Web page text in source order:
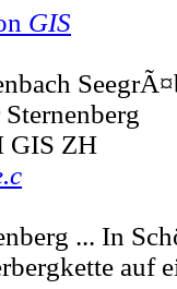
GIS
GIS ZH
... In
auf